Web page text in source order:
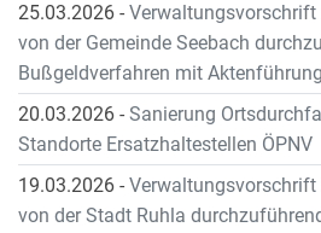
25.03.2026 -
von der Gemeinde Seebach
Bußgeldverfahren mit
20.03.2026 - Sanierung
Standorte Ersatzhaltestellen ÖPNV
19.03.2026 -
von der Stadt Ruhla